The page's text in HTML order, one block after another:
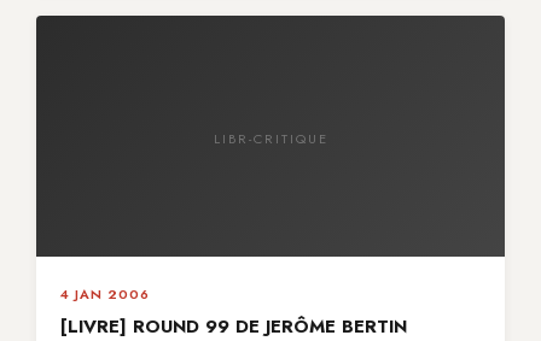
LIBR-CRITIQUE
4 JAN 2006
[LIVRE] ROUND 99 DE JERÔME BERTIN